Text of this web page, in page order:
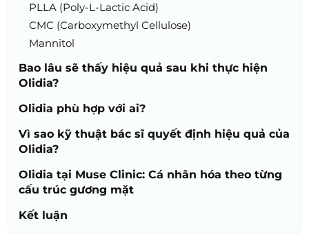
PLLA (Poly-L-Lactic Acid)
CMC (Carboxymethyl Cellulose)
Mannitol
Bao lâu sẽ thấy hiệu quả sau khi thực hiện
Olidia?
Olidia phù hợp với ai?
Vì sao kỹ thuật bác sĩ quyết định hiệu quả của
Olidia?
Olidia tại Muse Clinic: Cá nhân hóa theo từng
cấu trúc gương mặt
Kết luận